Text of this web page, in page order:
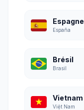
Espagne
España
Brésil
Brasil
Vietnam
Việt Nam